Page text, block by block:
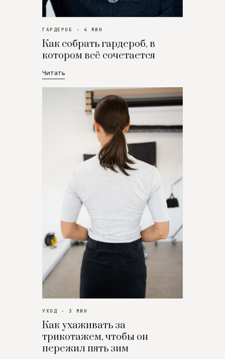
ГАРДЕРОБ · 4 МИН
Как собрать гардероб, в
котором всё сочетается
Читать
УХОД · 3 МИН
Как ухаживать за
трикотажем, чтобы он
пережил пять зим